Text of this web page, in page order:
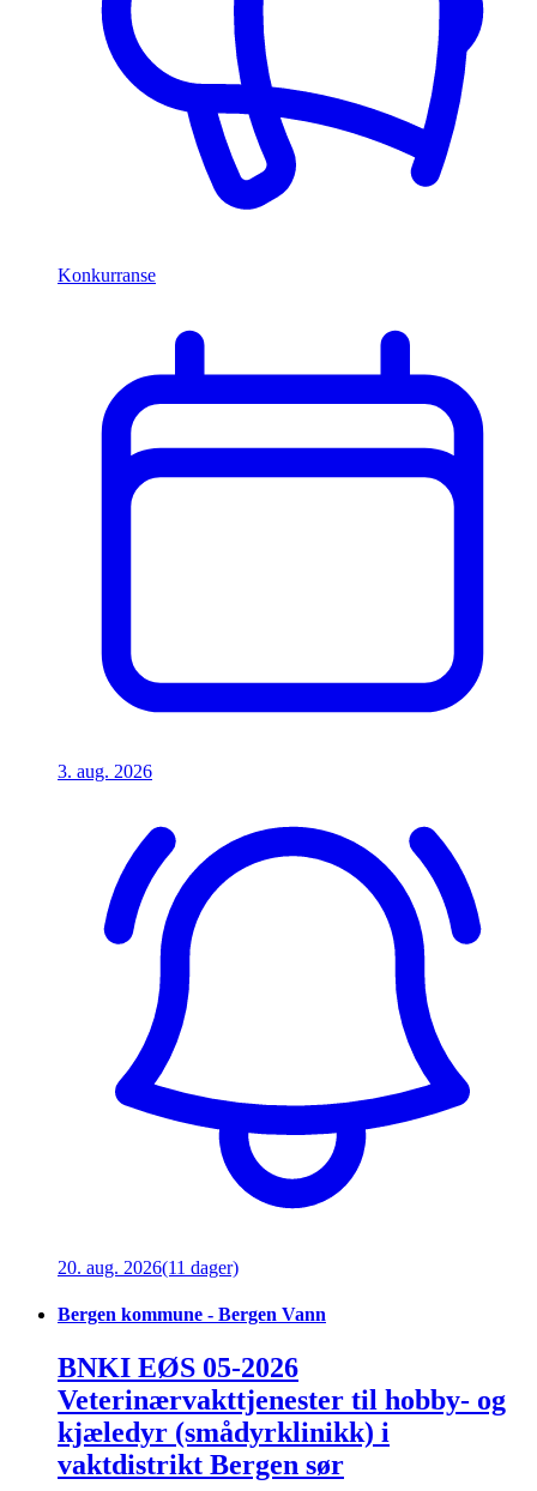
Konkurranse
3. aug. 2026
20. aug. 2026(11 dager)
Bergen kommune - Bergen Vann
BNKI EØS 05-2026
Veterinærvakttjenester til hobby- og
kjæledyr (smådyrklinikk) i
vaktdistrikt Bergen sør